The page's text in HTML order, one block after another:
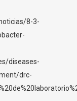
8-3-
diseases-
drc-